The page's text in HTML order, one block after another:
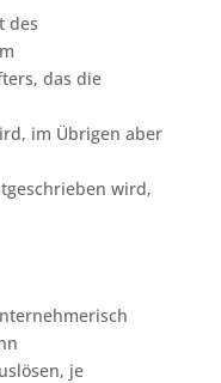
des
das die
im Übrigen aber
wird,
je